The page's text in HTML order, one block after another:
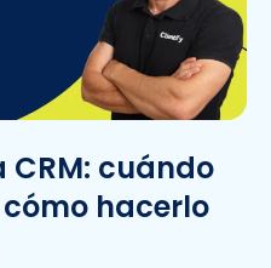
CRM: cuándo
hacerlo